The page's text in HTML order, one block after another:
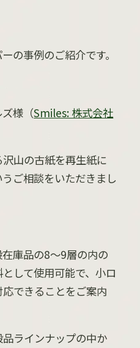
の事例のご紹介です。
様（Smiles: 株式会社
山の古紙を再生紙に
ご相談をいただきまし
庫品の8～9層の内の
して使用可能で、小ロ
できることをご案内
ラインナップの中か